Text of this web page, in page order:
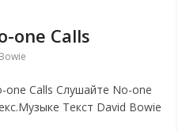
one Calls
Calls Слушайте No-one
Текст David Bowie